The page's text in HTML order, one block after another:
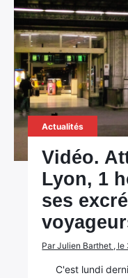
Actualités
Vidéo.
Lyon, 1
ses
Par Julien Barthet ,
C'est lundi